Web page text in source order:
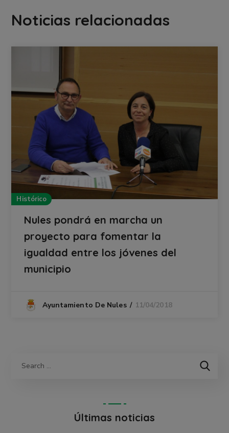
Noticias relacionadas
Histórico
Nules pondrá en marcha un
proyecto para fomentar la
igualdad entre los jóvenes del
municipio
Ayuntamiento De Nules 11/04/2018
Últimas noticias